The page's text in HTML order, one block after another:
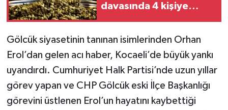
davasında 4 kişiye
Gölcük siyasetinin tanınan isimlerinden Orhan
Erol’dan gelen acı haber, Kocaeli’de büyük yankı
uyandırdı. Cumhuriyet Halk Partisi’nde uzun yıllar
görev yapan ve CHP Gölcük eski İlçe Başkanlığı
görevini üstlenen Erol’un hayatını kaybettiği
KAHRAMANMARAŞ